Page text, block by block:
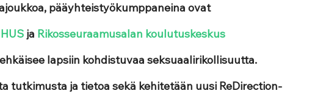
pääyhteistyökumppaneina ovat
HUS ja Rikosseuraamusalan koulutuskeskus
lapsiin kohdistuvaa seksuaalirikollisuutta.
tutkimusta ja tietoa sekä kehitetään uusi ReDirection-